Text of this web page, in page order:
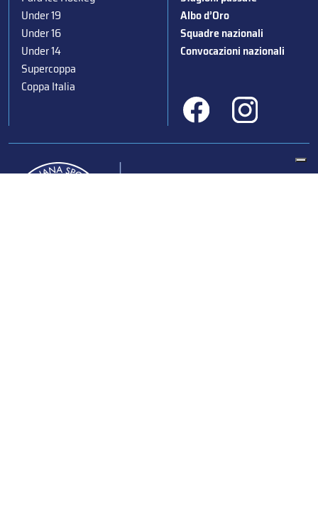
Under 19
Under 16
Under 14
Supercoppa
Coppa Italia
Albo d’Oro
Squadre nazionali
Convocazioni nazionali